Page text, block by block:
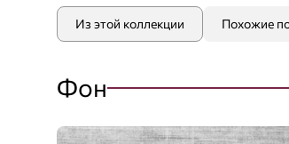
Из этой коллекции Похожие
Фон